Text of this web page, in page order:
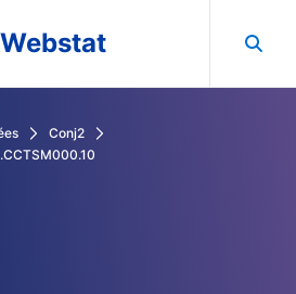
Webstat
Conj2